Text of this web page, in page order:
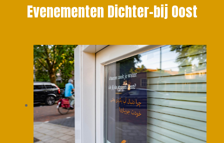
Evenementen Dichter-bij Oost